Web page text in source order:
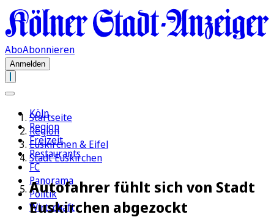
AboAbonnieren
Anmelden
Köln
Region
Freizeit
Restaurants
FC
Panorama
Politik
Wirtschaft
Startseite
Region
Euskirchen & Eifel
Stadt Euskirchen
Autofahrer fühlt sich von Stadt
Euskirchen abgezockt